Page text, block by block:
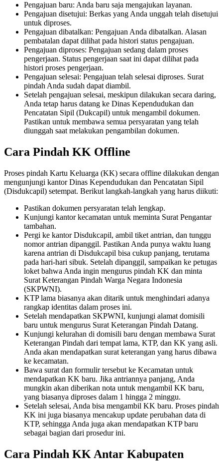
Pengajuan baru: Anda baru saja mengajukan layanan.
Pengajuan disetujui: Berkas yang Anda unggah telah disetujui
untuk diproses.
Pengajuan dibatalkan: Pengajuan Anda dibatalkan. Alasan
pembatalan dapat dilihat pada histori status pengajuan.
Pengajuan diproses: Pengajuan sedang dalam proses
pengerjaan. Status pengerjaan saat ini dapat dilihat pada
histori proses pengerjaan.
Pengajuan selesai: Pengajuan telah selesai diproses. Surat
pindah Anda sudah dapat diambil.
Setelah pengajuan selesai, meskipun dilakukan secara daring,
Anda tetap harus datang ke Dinas Kependudukan dan
Pencatatan Sipil (Dukcapil) untuk mengambil dokumen.
Pastikan untuk membawa semua persyaratan yang telah
diunggah saat melakukan pengambilan dokumen.
Cara Pindah KK Offline
Proses pindah Kartu Keluarga (KK) secara offline dilakukan dengan
mengunjungi kantor Dinas Kependudukan dan Pencatatan Sipil
(Disdukcapil) setempat. Berikut langkah-langkah yang harus diikuti:
Pastikan dokumen persyaratan telah lengkap.
Kunjungi kantor kecamatan untuk meminta Surat Pengantar
tambahan.
Pergi ke kantor Disdukcapil, ambil tiket antrian, dan tunggu
nomor antrian dipanggil. Pastikan Anda punya waktu luang
karena antrian di Disdukcapil bisa cukup panjang, terutama
pada hari-hari sibuk. Setelah dipanggil, sampaikan ke petugas
loket bahwa Anda ingin mengurus pindah KK dan minta
Surat Keterangan Pindah Warga Negara Indonesia
(SKPWNI).
KTP lama biasanya akan ditarik untuk menghindari adanya
rangkap identitas dalam proses ini.
Setelah mendapatkan SKPWNI, kunjungi alamat domisili
baru untuk mengurus Surat Keterangan Pindah Datang.
Kunjungi kelurahan di domisili baru dengan membawa Surat
Keterangan Pindah dari tempat lama, KTP, dan KK yang asli.
Anda akan mendapatkan surat keterangan yang harus dibawa
ke kecamatan.
Bawa surat dan formulir tersebut ke Kecamatan untuk
mendapatkan KK baru. Jika antriannya panjang, Anda
mungkin akan diberikan nota untuk mengambil KK baru,
yang biasanya diproses dalam 1 hingga 2 minggu.
Setelah selesai, Anda bisa mengambil KK baru. Proses pindah
KK ini juga biasanya mencakup update perubahan data di
KTP, sehingga Anda juga akan mendapatkan KTP baru
sebagai bagian dari prosedur ini.
Cara Pindah KK Antar Kabupaten